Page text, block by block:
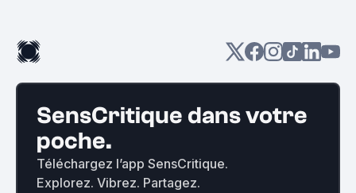
SensCritique dans votre
poche.
Téléchargez l’app SensCritique.
Explorez. Vibrez. Partagez.